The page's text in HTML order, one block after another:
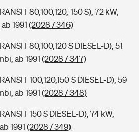
80,100,120, 150 S), 72 kW,
1991 (2028 / 346)
80,100,120 S DIESEL-D), 51
ab 1991 (2028 / 347)
100,120,150 S DIESEL-D), 59
ab 1991 (2028 / 348)
150 S DIESEL-D), 74 kW,
1991 (2028 / 349)